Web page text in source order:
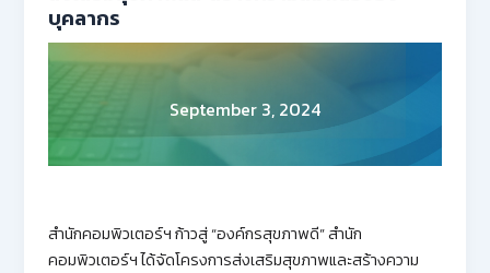
บุคลากร
September 3, 2024
สำนักคอมพิวเตอร์ฯ ก้าวสู่ “องค์กรสุขภาพดี” สำนัก
คอมพิวเตอร์ฯ ได้จัดโครงการส่งเสริมสุขภาพและสร้างความ